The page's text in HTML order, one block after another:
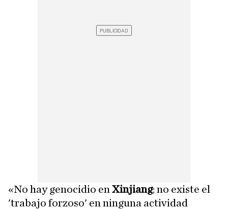
«No hay genocidio en Xinjiang; no existe el
'trabajo forzoso' en ninguna actividad